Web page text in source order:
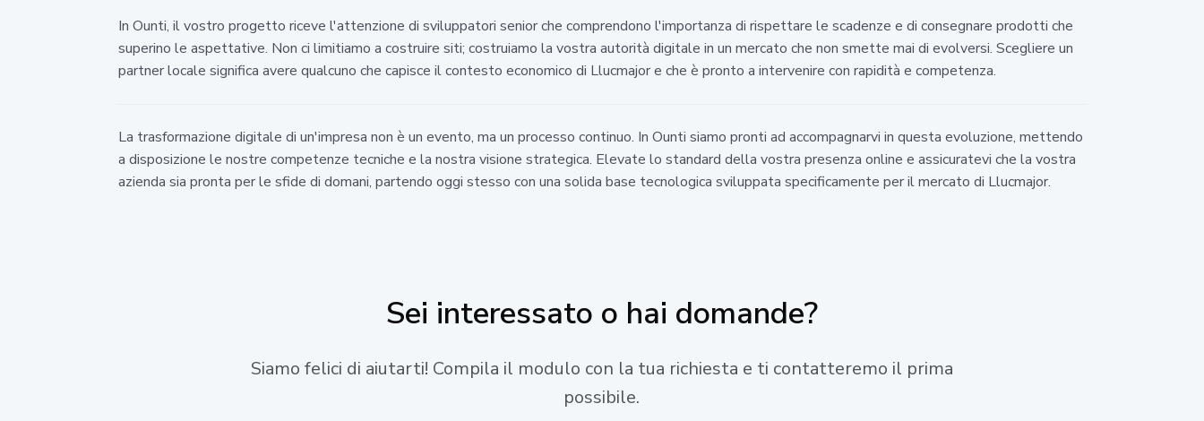
In Ounti, il vostro progetto riceve l'attenzione di sviluppatori senior che comprendono l'importanza di rispettare le scadenze e di consegnare prodotti che
superino le aspettative. Non ci limitiamo a costruire siti; costruiamo la vostra autorità digitale in un mercato che non smette mai di evolversi. Scegliere un
partner locale significa avere qualcuno che capisce il contesto economico di Llucmajor e che è pronto a intervenire con rapidità e competenza.
La trasformazione digitale di un'impresa non è un evento, ma un processo continuo. In Ounti siamo pronti ad accompagnarvi in questa evoluzione, mettendo
a disposizione le nostre competenze tecniche e la nostra visione strategica. Elevate lo standard della vostra presenza online e assicuratevi che la vostra
azienda sia pronta per le sfide di domani, partendo oggi stesso con una solida base tecnologica sviluppata specificamente per il mercato di Llucmajor.
Sei interessato o hai domande?
Siamo felici di aiutarti! Compila il modulo con la tua richiesta e ti contatteremo il prima
possibile.